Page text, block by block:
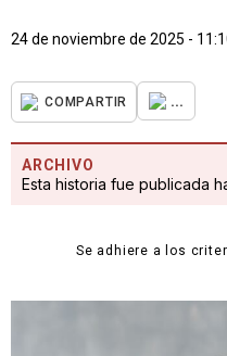
24 de noviembre de 2025 -
COMPARTIR ...
ARCHIVO
Esta historia fue publicada
Se adhiere a los